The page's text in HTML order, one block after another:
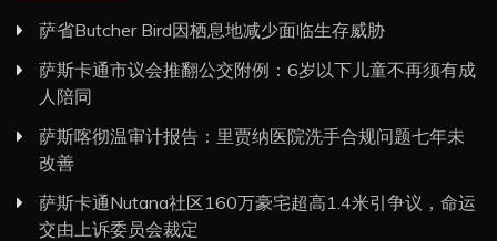
萨省Butcher Bird因栖息地减少面临生存威胁
萨斯卡通市议会推翻公交附例：6岁以下儿童不再须有成
人陪同
萨斯喀彻温审计报告：里贾纳医院洗手合规问题七年未
改善
萨斯卡通Nutana社区160万豪宅超高1.4米引争议，命运
交由上诉委员会裁定